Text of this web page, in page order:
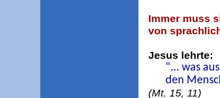
Immer muss
von
Jesus lehrte:
"... was
den
(Mt. 15, 11)